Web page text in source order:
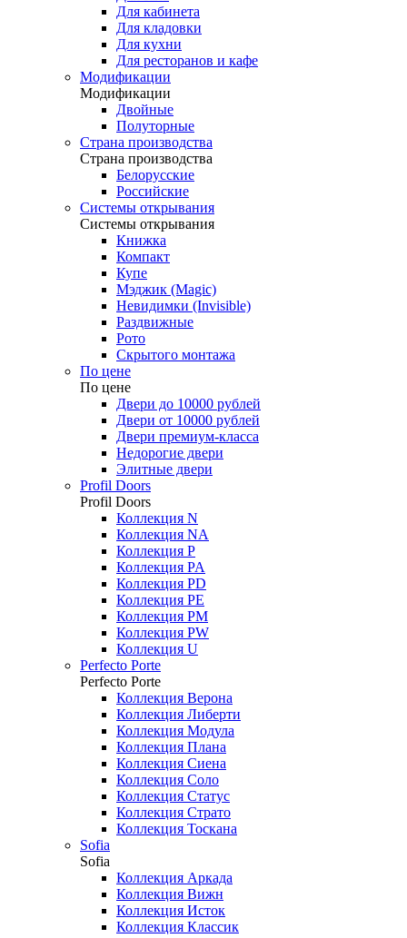
Для кабинета
Для кладовки
Для кухни
Для ресторанов и кафе
Модификации
Модификации
Двойные
Полуторные
Страна производства
Страна производства
Белорусские
Российские
Системы открывания
Системы открывания
Книжка
Компакт
Купе
Мэджик (Magic)
Невидимки (Invisible)
Раздвижные
Рото
Скрытого монтажа
По цене
По цене
Двери до 10000 рублей
Двери от 10000 рублей
Двери премиум-класса
Недорогие двери
Элитные двери
Profil Doors
Profil Doors
Коллекция N
Коллекция NA
Коллекция P
Коллекция PA
Коллекция PD
Коллекция PE
Коллекция PM
Коллекция PW
Коллекция U
Perfecto Porte
Perfecto Porte
Коллекция Верона
Коллекция Либерти
Коллекция Модула
Коллекция Плана
Коллекция Сиена
Коллекция Соло
Коллекция Статус
Коллекция Страто
Коллекция Тоскана
Sofia
Sofia
Коллекция Аркада
Коллекция Вижн
Коллекция Исток
Коллекция Классик